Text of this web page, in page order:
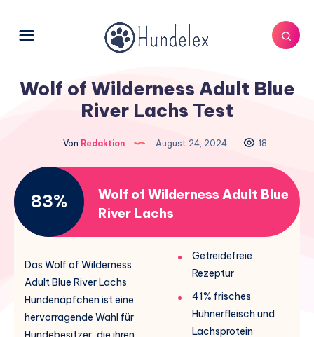
Wolf of Wilderness Adult Blue
River Lachs Test
Von Redaktion August 24, 2024 18
83%
Wolf of Wilderness Adult Blue
River Lachs
Das Wolf of Wilderness
Adult Blue River Lachs
Hundenäpfchen ist eine
hervorragende Wahl für
Getreidefreie
Rezeptur
41% frisches
Hühnerfleisch und
Lachsprotein